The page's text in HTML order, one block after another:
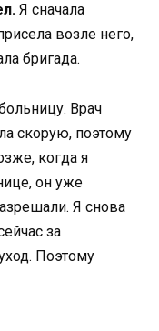
Я сначала
возле него,
бригада.
Врач
скорую, поэтому
когда я
он уже
Я снова
за
Поэтому